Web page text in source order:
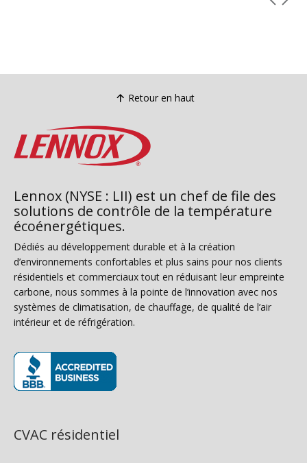
Retour en haut
Lennox (NYSE : LII) est un chef de file des
solutions de contrôle de la température
écoénergétiques.
Dédiés au développement durable et à la création
d’environnements confortables et plus sains pour nos clients
résidentiels et commerciaux tout en réduisant leur empreinte
carbone, nous sommes à la pointe de l’innovation avec nos
systèmes de climatisation, de chauffage, de qualité de l’air
intérieur et de réfrigération.
CVAC résidentiel